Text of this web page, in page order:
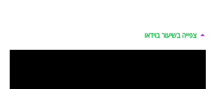
צפייה בשיעור בוידאו